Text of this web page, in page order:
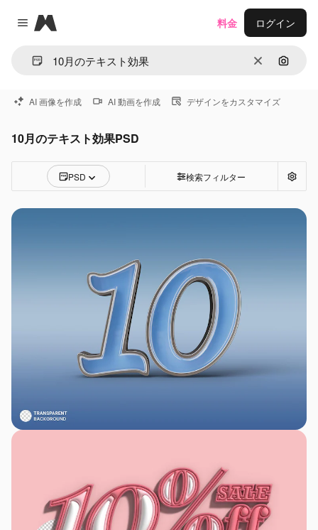
Close menu
Magnific
消去 画像で
料金 ログイン
AI 画像を作成 AI 動画を作成 デザインをカスタマイズ
10月のテキスト効果PSD
PSD 検索フィルター